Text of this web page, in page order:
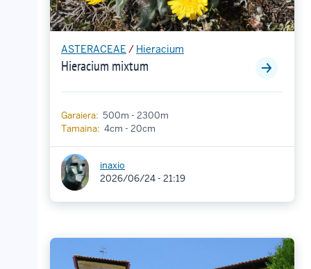
ASTERACEAE / Hieracium
Hieracium mixtum
Garaiera: 500m - 2300m
Tamaina: 4cm - 20cm
inaxio
2026/06/24 - 21:19